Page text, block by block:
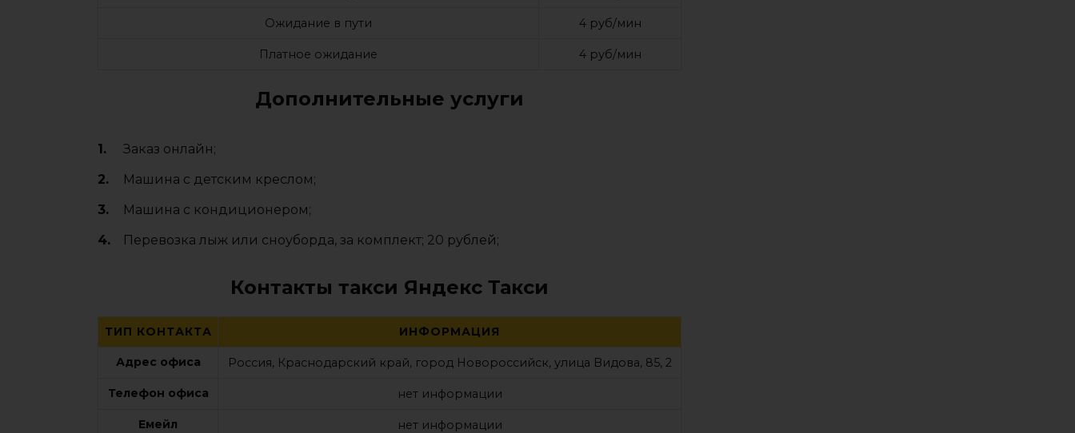
Ожидание в пути 4 руб/мин
Платное ожидание 4 руб/мин
Дополнительные услуги
Заказ онлайн;
Машина с детским креслом;
Машина с кондиционером;
Перевозка лыж или сноуборда, за комплект; 20 рублей;
Контакты такси Яндекс Такси
ТИП КОНТАКТА ИНФОРМАЦИЯ
Адрес офиса Россия, Краснодарский край, город Новороссийск, улица Видова, 85, 2
Телефон офиса нет информации
Емейл нет информации